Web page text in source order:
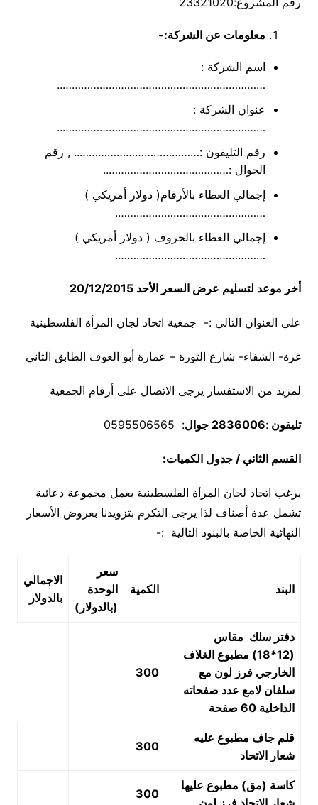
معلومات عن الشركة:-
اسم الشركة :
…………………………………………………………..
عنوان الشركة :
…………………………………………………………..
رقم التليفون :………………………………….. , رقم
الجوال :…………………………………..
إجمالي العطاء بالأرقام( دولار أمريكي )
………………………………………….
إجمالي العطاء بالحروف ( دولار أمريكي )
………………………………………….
أخر موعد لتسليم عرض السعر الأحد 20/12/2015
على العنوان التالي :- جمعية اتحاد لجان المرأة الفلسطينية
غزة- الشفاء- شارع الثورة – عمارة أبو العوف الطابق الثاني
لمزيد من الاستفسار يرجى الاتصال على أرقام الجمعية
تليفون :
2836006 جوال: 0595506565
القسم الثاني / جدول الكميات:
يرغب اتحاد لجان المرأة الفلسطينية بعمل مجموعة دعائية
تشمل عدة أصناف لذا يرجى التكرم بتزويدنا بعروض الأسعار
النهائية الخاصة بالبنود التالية :-
البند الكمية
سعر
الوحدة
(بالدولار)
الاجمالي
بالدولار
دفتر سلك مقاس
(12*18) مطبوع الغلاف
الخارجي فرز لون مع
سلفان لامع عدد صفحاته
الداخلية 60 صفحة
300
قلم جاف مطبوع عليه
شعار الاتحاد
300
كاسة (مق) مطبوع عليها
300